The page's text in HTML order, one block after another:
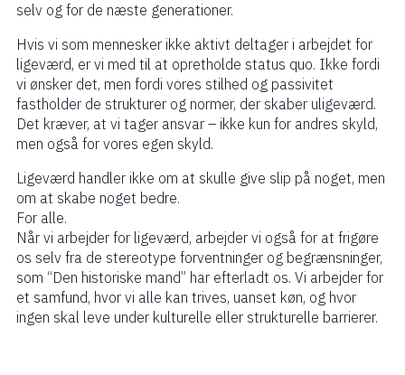
selv og for de næste generationer.
Hvis vi som mennesker ikke aktivt deltager i arbejdet for
ligeværd, er vi med til at opretholde status quo. Ikke fordi
vi ønsker det, men fordi vores stilhed og passivitet
fastholder de strukturer og normer, der skaber uligeværd.
Det kræver, at vi tager ansvar – ikke kun for andres skyld,
men også for vores egen skyld.
Ligeværd handler ikke om at skulle give slip på noget, men
om at skabe noget bedre.
For alle.
Når vi arbejder for ligeværd, arbejder vi også for at frigøre
os selv fra de stereotype forventninger og begrænsninger,
som “Den historiske mand” har efterladt os. Vi arbejder for
et samfund, hvor vi alle kan trives, uanset køn, og hvor
ingen skal leve under kulturelle eller strukturelle barrierer.